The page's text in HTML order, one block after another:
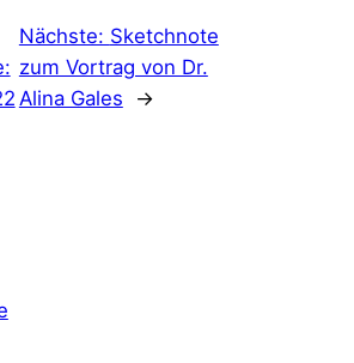
Nächste: Sketchnote
zum Vortrag von Dr.
Alina Gales
→